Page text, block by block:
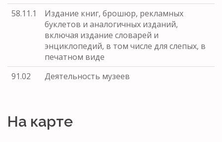
58.11.1
Издание книг, брошюр, рекламных
буклетов и аналогичных изданий,
включая издание словарей и
энциклопедий, в том числе для слепых, в
печатном виде
91.02
Деятельность музеев
На карте